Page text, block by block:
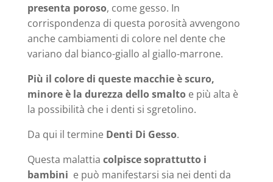
presenta poroso, come gesso. In
corrispondenza di questa porosità avvengono
anche cambiamenti di colore nel dente che
variano dal bianco-giallo al giallo-marrone.
Più il colore di queste macchie è scuro,
minore è la durezza dello smaltoe più alta è
la possibilità che i denti si sgretolino.
Da qui il termine Denti Di Gesso.
Questa malattia colpisce soprattutto i
bambini e può manifestarsi sia nei denti da